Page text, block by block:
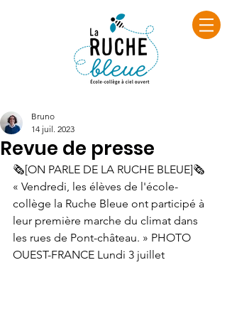
Revue de presse
Bruno
14 juil. 2023
🗞️[ON PARLE DE LA RUCHE BLEUE]🗞️
« Vendredi, les élèves de l'école-
collège la Ruche Bleue ont participé à
leur première marche du climat dans
les rues de Pont-château. » PHOTO
OUEST-FRANCE Lundi 3 juillet